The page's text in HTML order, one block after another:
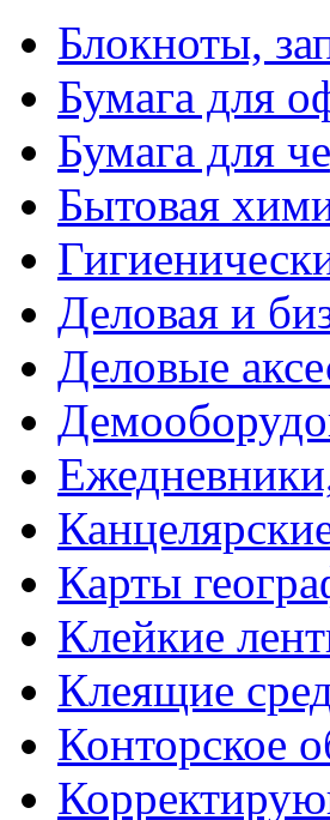
Блокноты,
Бумага для
Бумага для
Бытовая
Деловая и
Деловые
Карты
Клейкие
Клеящие
Конторское